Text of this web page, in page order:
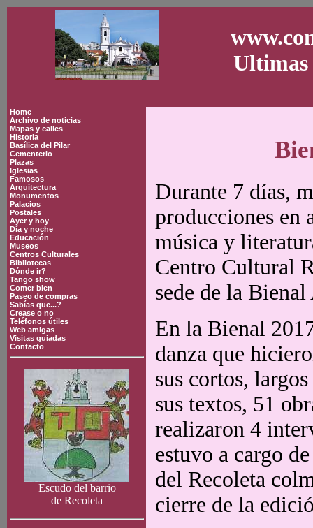
Ultimas
Home
Archivo de noticias
Mapas y calles
Historia
Basílica del Pilar
Cementerio
Plazas
Iglesias
Famosos
Arquitectura
Monumentos
Palacios
Postales
Ayer y hoy
Día y noche
Educación
Museos
Centros Culturales
Bibliotecas
Dónde ir?
Tango show
Comer bien
Paseo de compras
Sabías que...?
Crease o no
Teléfonos útiles
Web amigas
Visitas guiadas
Contacto
Escudo del barrio
de Recoleta
Durante 7 días,
producciones en
música y
Centro Cultural
sede de la
En la Bienal
danza que
sus cortos,
sus textos, 51
realizaron 4
estuvo a cargo
del Recoleta
cierre de la